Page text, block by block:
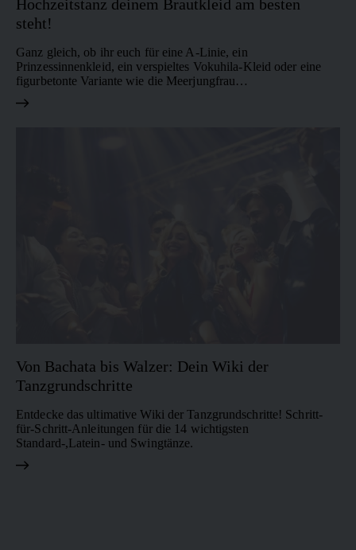
Hochzeitstanz deinem Brautkleid am besten
steht!
Ganz gleich, ob ihr euch für eine A-Linie, ein
Prinzessinnenkleid, ein verspieltes Vokuhila-Kleid oder eine
figurbetonte Variante wie die Meerjungfrau…
Von Bachata bis Walzer: Dein Wiki der
Tanzgrundschritte
Entdecke das ultimative Wiki der Tanzgrundschritte! Schritt-
für-Schritt-Anleitungen für die 14 wichtigsten
Standard-,Latein- und Swingtänze.